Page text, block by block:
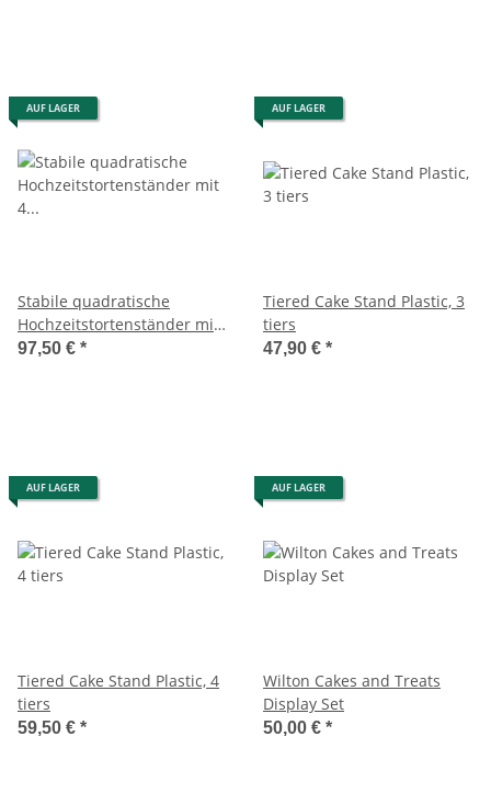
AUF LAGER
Stabile quadratische
Hochzeitstortenständer mit
4 Platten
97,50 € *
AUF LAGER
Tiered Cake Stand Plastic, 3
tiers
47,90 € *
AUF LAGER
Tiered Cake Stand Plastic, 4
tiers
59,50 € *
AUF LAGER
Wilton Cakes and Treats
Display Set
50,00 € *